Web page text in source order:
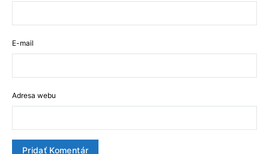
E-mail
Adresa webu